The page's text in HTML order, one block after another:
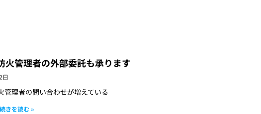
火管理者の外部委託も承ります
日
管理者の問い合わせが増えている
きを読む »